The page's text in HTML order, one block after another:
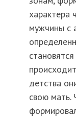
характера
мужчины с
детства
свою мать.